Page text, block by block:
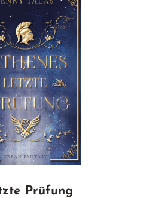
Prüfung